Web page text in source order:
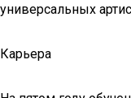
универсальных
Карьера